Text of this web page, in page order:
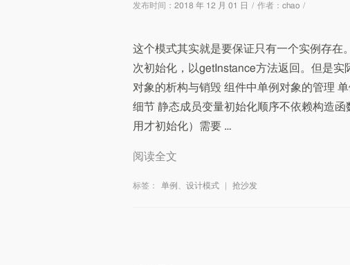
发布时间： 2018 年 12 月 01 日 / 作者： chao /
这个模式其实就是要保证只有一个实例存在
次初始化，以getInstance方法返回。但是
对象的析构与销毁 组件中单例对象的管理
细节 静态成员变量初始化顺序不依赖构造
用才初始化）需要 …
阅读全文
标签： 单例 、 设计模式 抢沙发